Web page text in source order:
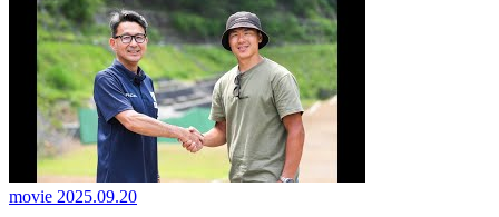
movie 2025.09.20